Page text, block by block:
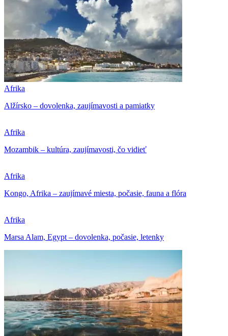
Afrika
Alžírsko – dovolenka, zaujímavosti a pamiatky
Afrika
Mozambik – kultúra, zaujímavosti, čo vidieť
Afrika
Kongo, Afrika – zaujímavé miesta, počasie, fauna a flóra
Afrika
Marsa Alam, Egypt – dovolenka, počasie, letenky